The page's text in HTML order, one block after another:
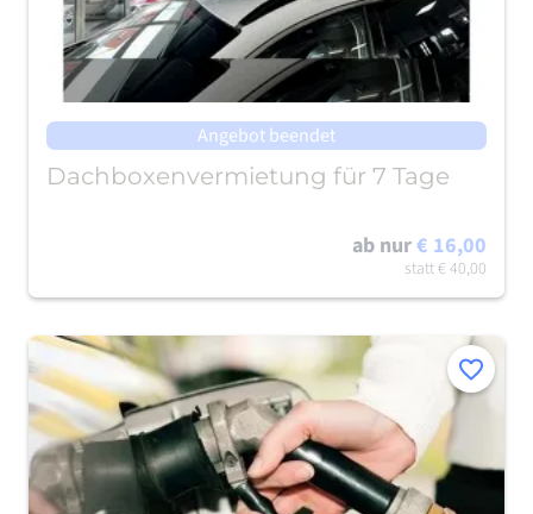
Angebot beendet
Dachboxenvermietung für 7 Tage
ab nur€ 16,00
statt€ 40,00
Merken